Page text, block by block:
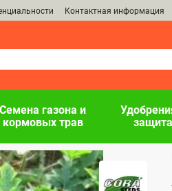
Контактная информация
Семена газона и
кормовых трав
защита